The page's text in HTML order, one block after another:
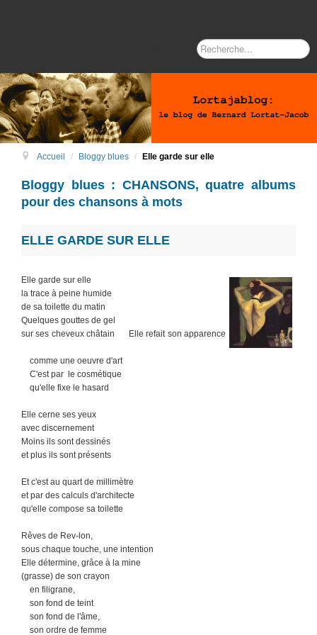
Accueil / Bloggy blues / Elle garde sur elle
Bloggy blues : CHANSONS, quatre albums
pour des chansons à mots
ELLE GARDE SUR ELLE
Elle garde sur elle
la trace à peine humide
de sa toilette du matin
Quelques gouttes de gel
sur ses cheveux châtain Elle refait son apparence
comme une oeuvre d'art
C'est par le cosmétique
qu'elle fixe le hasard
Elle cerne ses yeux
avec discernement
Moins ils sont dessinés
et plus ils sont présents
Et c'est au quart de millimètre
et par des calculs d'architecte
qu'elle compose sa toilette
Rêves de Rev-lon,
sous chaque touche, une intention
Elle détermine, grâce à la mine
(grasse) de son crayon
en filigrane,
son fond de teint
son fond de l'âme,
son ordre de femme